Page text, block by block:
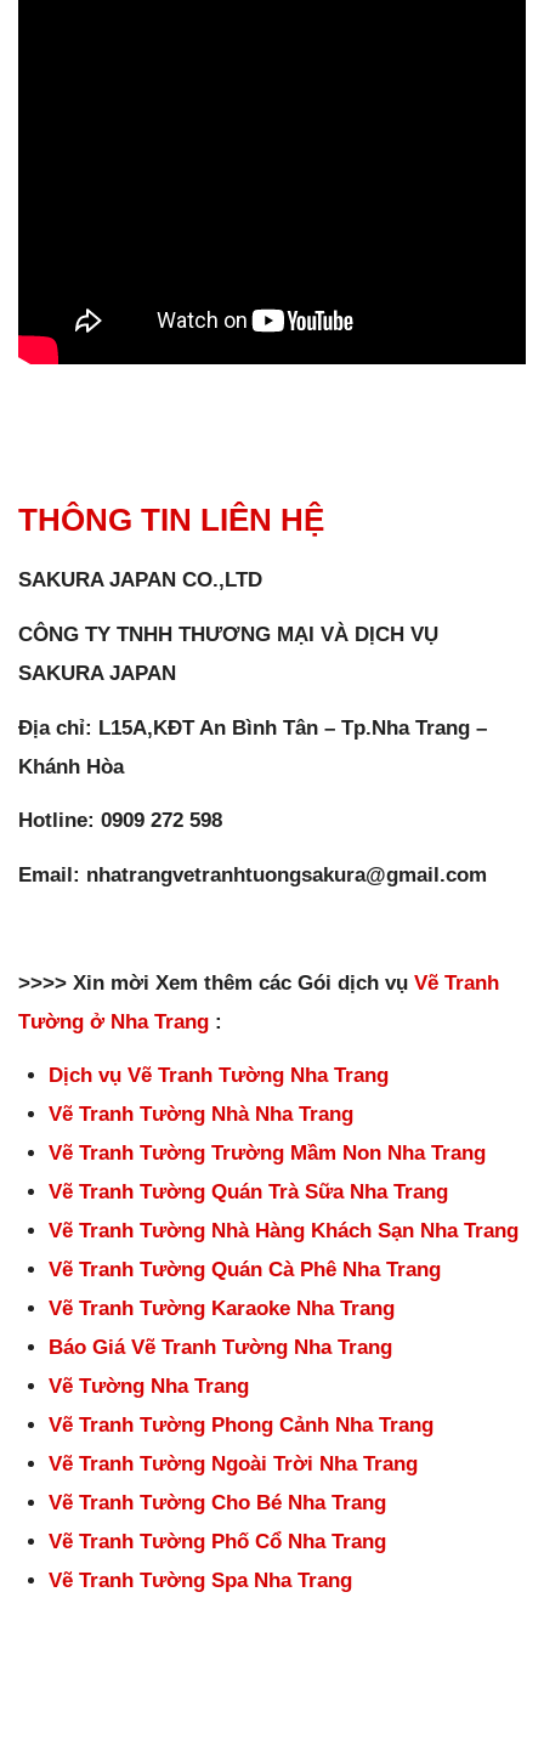
THÔNG TIN LIÊN HỆ
SAKURA JAPAN CO.,LTD
CÔNG TY TNHH THƯƠNG MẠI VÀ DỊCH VỤ
SAKURA JAPAN
Địa chỉ: L15A,KĐT An Bình Tân – Tp.Nha Trang –
Khánh Hòa
Hotline: 0909 272 598
Email: nhatrangvetranhtuongsakura@gmail.com
>>>> Xin mời Xem thêm các Gói dịch vụ Vẽ Tranh
Tường ở Nha Trang :
Dịch vụ Vẽ Tranh Tường Nha Trang
Vẽ Tranh Tường Nhà Nha Trang
Vẽ Tranh Tường Trường Mầm Non Nha Trang
Vẽ Tranh Tường Quán Trà Sữa Nha Trang
Vẽ Tranh Tường Nhà Hàng Khách Sạn Nha Trang
Vẽ Tranh Tường Quán Cà Phê Nha Trang
Vẽ Tranh Tường Karaoke Nha Trang
Báo Giá Vẽ Tranh Tường Nha Trang
Vẽ Tường Nha Trang
Vẽ Tranh Tường Phong Cảnh Nha Trang
Vẽ Tranh Tường Ngoài Trời Nha Trang
Vẽ Tranh Tường Cho Bé Nha Trang
Vẽ Tranh Tường Phố Cổ Nha Trang
Vẽ Tranh Tường Spa Nha Trang